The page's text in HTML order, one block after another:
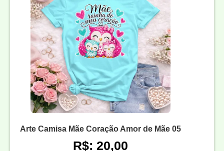
Arte Camisa Mãe Coração Amor de Mãe 05
R$: 20,00